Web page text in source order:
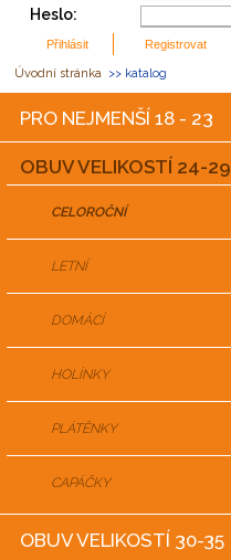
Heslo:
Úvodní stránka >> katalog
PRO NEJMENŠÍ 18 - 23
OBUV VELIKOSTÍ 24-29
CELOROČNÍ
LETNÍ
DOMÁCÍ
HOLÍNKY
PLÁTĚNKY
CAPÁČKY
OBUV VELIKOSTÍ 30-35